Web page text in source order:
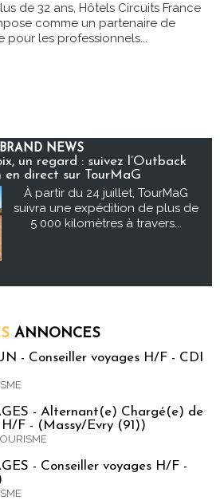
de 32 ans, Hôtels Circuits France
comme un partenaire de
pour les professionnels...
BRAND NEWS
un regard : suivez l’Outback
en direct sur TourMaG
À partir du 24 juillet, TourMaG
suivra une expédition de plus de
5 000 kilomètres à travers...
ANNONCES
- Conseiller voyages H/F - CDI
- Alternant(e) Chargé(e) de
H/F - (Massy/Evry (91))
- Conseiller voyages H/F -